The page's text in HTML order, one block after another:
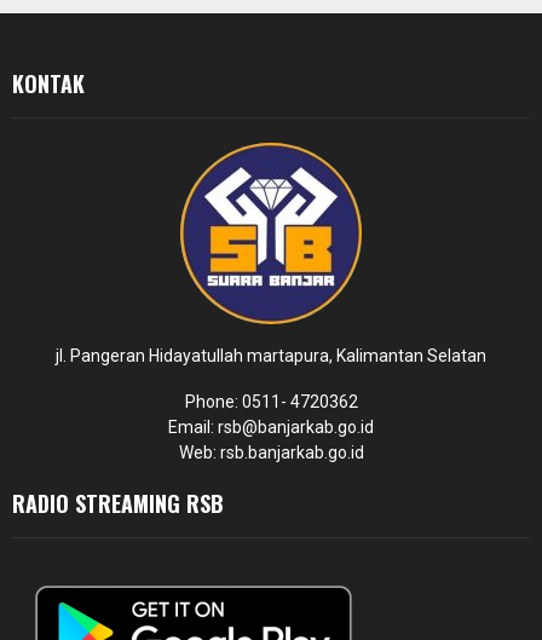
KONTAK
jl. Pangeran Hidayatullah martapura, Kalimantan Selatan
Phone: 0511- 4720362
Email: rsb@banjarkab.go.id
Web: rsb.banjarkab.go.id
RADIO STREAMING RSB